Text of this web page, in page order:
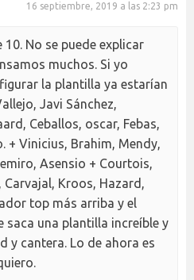
16 septiembre, 2019 a las 2:23 pm
10. No se puede explicar
muchos. Si yo
la plantilla ya estarían
Javi Sánchez,
Ceballos, oscar, Febas,
+ Vinicius, Brahim, Mendy,
Asensio + Courtois,
Carvajal, Kroos, Hazard,
top más arriba y el
saca una plantilla increíble y
y cantera. Lo de ahora es